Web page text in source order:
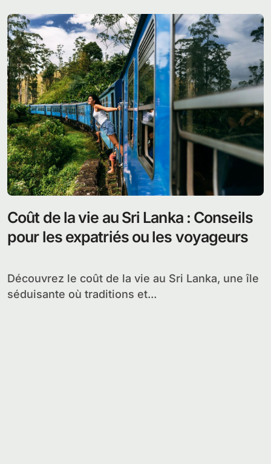
Coût de la vie au Sri Lanka : Conseils
pour les expatriés ou les voyageurs
Découvrez le coût de la vie au Sri Lanka, une île
séduisante où traditions et...